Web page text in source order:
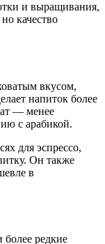
и выращивания,
качество
вкусом,
напиток более
— менее
с арабикой.
для эспрессо,
Он также
в
редкие